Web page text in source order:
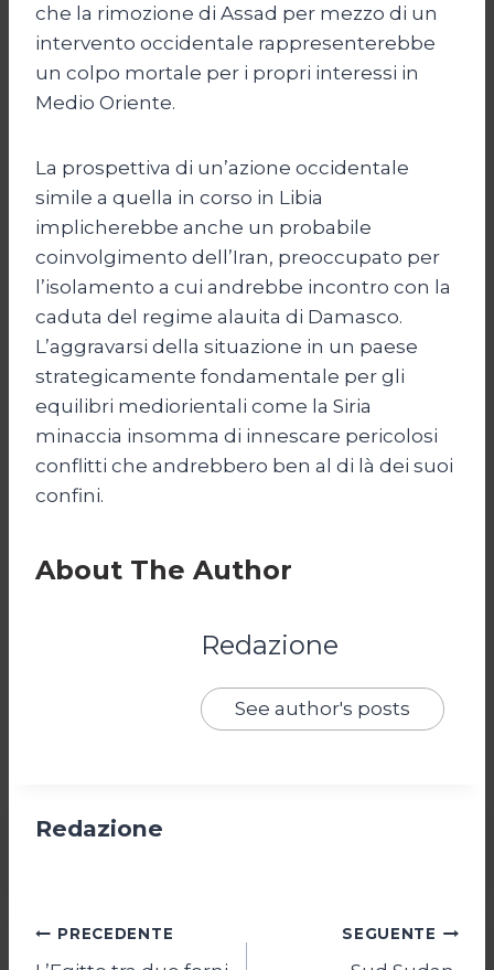
che la rimozione di Assad per mezzo di un
intervento occidentale rappresenterebbe
un colpo mortale per i propri interessi in
Medio Oriente.
La prospettiva di un’azione occidentale
simile a quella in corso in Libia
implicherebbe anche un probabile
coinvolgimento dell’Iran, preoccupato per
l’isolamento a cui andrebbe incontro con la
caduta del regime alauita di Damasco.
L’aggravarsi della situazione in un paese
strategicamente fondamentale per gli
equilibri mediorientali come la Siria
minaccia insomma di innescare pericolosi
conflitti che andrebbero ben al di là dei suoi
confini.
About The Author
Redazione
See author's posts
Redazione
Navigazione
PRECEDENTE SEGUENTE